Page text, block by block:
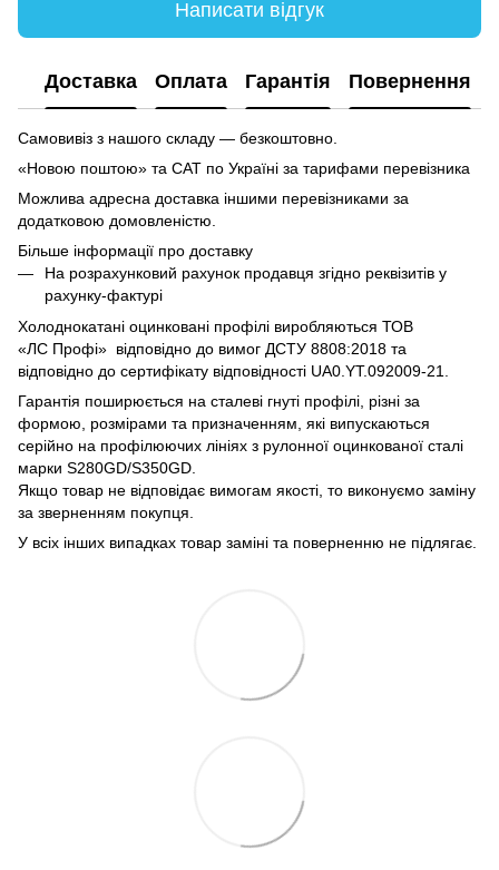
Написати відгук
Доставка Оплата Гарантія Повернення
Самовивіз з нашого складу — безкоштовно.
«Новою поштою» та САТ по Україні за тарифами перевізника
Можлива адресна доставка іншими перевізниками за
додатковою домовленістю.
Більше інформації про доставку
На розрахунковий рахунок продавця згідно реквізитів у
рахунку-фактурі
Холоднокатані оцинковані профілі виробляються ТОВ
«ЛC Профі» відповідно до вимог ДСТУ 8808:2018 та
відповідно до сертифікату відповідності UA0.YT.092009-21.
Гарантія поширюється на сталеві гнуті профілі, різні за
формою, розмірами та призначенням, які випускаються
серійно на профілюючих лініях з рулонної оцинкованої сталі
марки S280GD/S350GD.
Якщо товар не відповідає вимогам якості, то виконуємо заміну
за зверненням покупця.
У всіх інших випадках товар заміні та поверненню не підлягає.